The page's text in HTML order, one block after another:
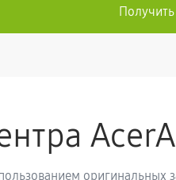
оригинальных